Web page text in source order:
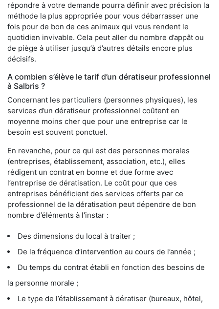
répondre à votre demande pourra définir avec précision la
méthode la plus appropriée pour vous débarrasser une
fois pour de bon de ces animaux qui vous rendent le
quotidien invivable. Cela peut aller du nombre d’appât ou
de piège à utiliser jusqu’à d’autres détails encore plus
décisifs.
A combien s’élève le tarif d’un dératiseur professionnel
à Salbris ?
Concernant les particuliers (personnes physiques), les
services d’un dératiseur professionnel coûtent en
moyenne moins cher que pour une entreprise car le
besoin est souvent ponctuel.
En revanche, pour ce qui est des personnes morales
(entreprises, établissement, association, etc.), elles
rédigent un contrat en bonne et due forme avec
l’entreprise de dératisation. Le coût pour que ces
entreprises bénéficient des services offerts par ce
professionnel de la dératisation peut dépendre de bon
nombre d’éléments à l'instar :
Des dimensions du local à traiter ;
De la fréquence d’intervention au cours de l’année ;
Du temps du contrat établi en fonction des besoins de
la personne morale ;
Le type de l’établissement à dératiser (bureaux, hôtel,